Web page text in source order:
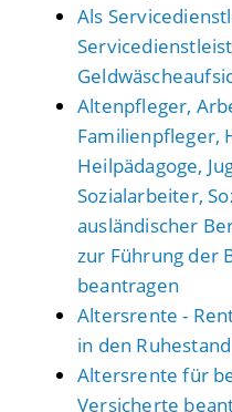
Als
Altenpfleger,
Familienpfleger,
Heilpädagoge,
Sozialarbeiter,
ausländischer
zur Führung der
beantragen
Altersrente -
in den
Altersrente für
Versicherte